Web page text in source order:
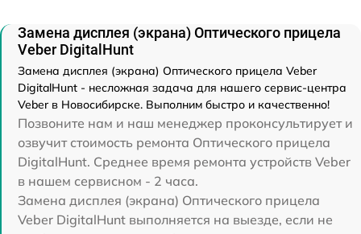
Замена дисплея (экрана) Оптического прицела
Veber DigitalHunt
Замена дисплея (экрана) Оптического прицела Veber
DigitalHunt - несложная задача для нашего сервис-центра
Veber в Новосибирске. Выполним быстро и качественно!
Позвоните нам и наш менеджер проконсультирует и
озвучит стоимость ремонта Оптического прицела
DigitalHunt. Среднее время ремонта устройств Veber
в нашем сервисном - 2 часа.
Замена дисплея (экрана) Оптического прицела
Veber DigitalHunt выполняется на выезде, если не